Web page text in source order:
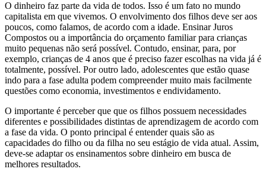
O dinheiro faz parte da vida de todos. Isso é um fato no mundo
capitalista em que vivemos. O envolvimento dos filhos deve ser aos
poucos, como falamos, de acordo com a idade. Ensinar Juros
Compostos ou a importância do orçamento familiar para crianças
muito pequenas não será possível. Contudo, ensinar, para, por
exemplo, crianças de 4 anos que é preciso fazer escolhas na vida já é
totalmente, possível. Por outro lado, adolescentes que estão quase
indo para a fase adulta podem compreender muito mais facilmente
questões como economia, investimentos e endividamento.
O importante é perceber que que os filhos possuem necessidades
diferentes e possibilidades distintas de aprendizagem de acordo com
a fase da vida. O ponto principal é entender quais são as
capacidades do filho ou da filha no seu estágio de vida atual. Assim,
deve-se adaptar os ensinamentos sobre dinheiro em busca de
melhores resultados.